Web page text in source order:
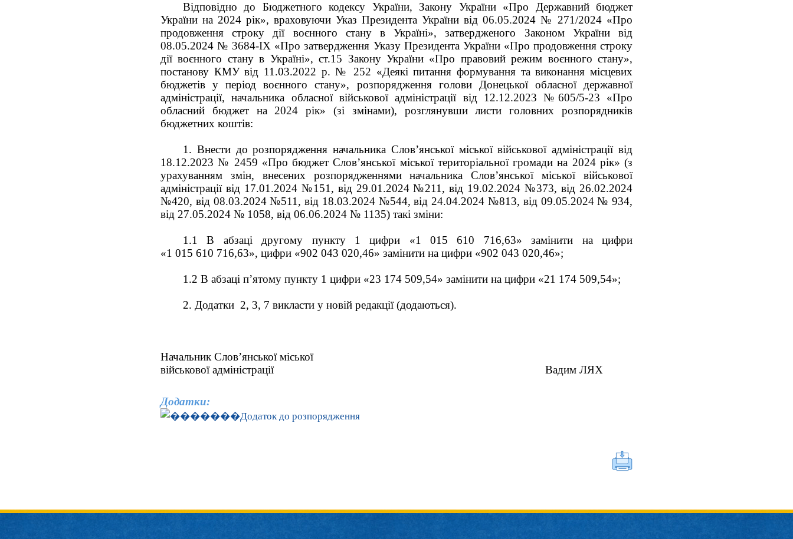
Відповідно до Бюджетного кодексу України, Закону України «Про Державний бюджет
України на 2024 рік», враховуючи Указ Президента України від 06.05.2024 № 271/2024 «Про
продовження строку дії воєнного стану в Україні», затвердженого Законом України від
08.05.2024 № 3684-IX «Про затвердження Указу Президента України «Про продовження строку
дії воєнного стану в Україні», ст.15 Закону України «Про правовий режим воєнного стану»,
постанову КМУ від 11.03.2022 р. № 252 «Деякі питання формування та виконання місцевих
бюджетів у період воєнного стану», розпорядження голови Донецької обласної державної
адміністрації, начальника обласної військової адміністрації від 12.12.2023 №605/5-23 «Про
обласний бюджет на 2024 рік» (зі змінами), розглянувши листи головних розпорядників
бюджетних коштів:
1. Внести до розпорядження начальника Слов’янської міської військової адміністрації від
18.12.2023 № 2459 «Про бюджет Слов’янської міської територіальної громади на 2024 рік» (з
урахуванням змін, внесених розпорядженнями начальника Слов’янської міської військової
адміністрації від 17.01.2024 №151, від 29.01.2024 №211, від 19.02.2024 №373, від 26.02.2024
№420, від 08.03.2024 №511, від 18.03.2024 №544, від 24.04.2024 №813, від 09.05.2024 № 934,
від 27.05.2024 № 1058, від 06.06.2024 № 1135) такі зміни:
1.1 В абзаці другому пункту 1 цифри «1 015 610 716,63» замінити на цифри
«1 015 610 716,63», цифри «902 043 020,46» замінити на цифри «902 043 020,46»;
1.2 В абзаці п’ятому пункту 1 цифри «23 174 509,54» замінити на цифри «21 174 509,54»;
2. Додатки 2, 3, 7 викласти у новій редакції (додаються).
Начальник Слов’янської міської
військової адміністрації Вадим ЛЯХ
Додатки:
Додаток до розпорядження